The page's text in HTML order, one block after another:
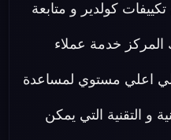
كولدير و متابعة
المركز خدمة عملاء
اعلي مستوي لمساعدة
و التقنية التي يمكن